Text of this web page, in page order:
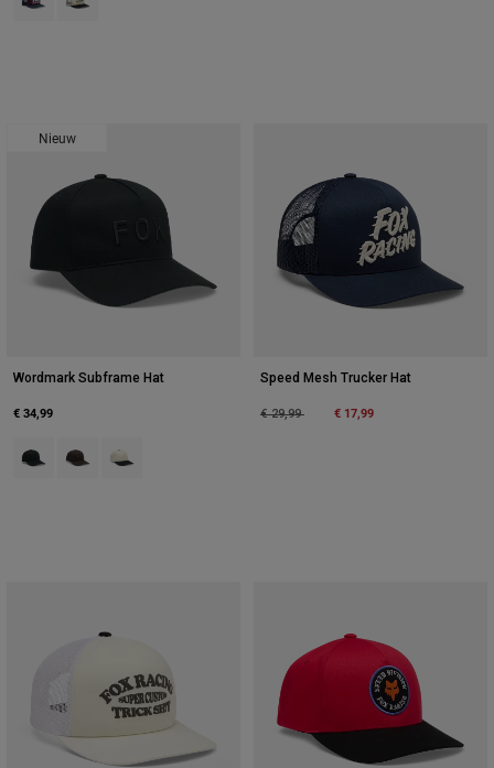
Nieuw
Wordmark Subframe Hat
€ 34,99
Product swatch type of Zwart.
Product swatch type of Cacaobruin.
Product swatch type of Pearl White.
Speed Mesh Trucker Hat
Price reduced from
€ 29,99to € 17,99